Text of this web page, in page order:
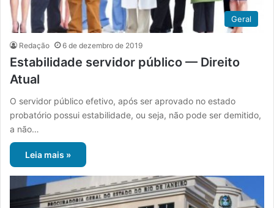
Geral
Redação 6 de dezembro de 2019
Estabilidade servidor público — Direito
Atual
O servidor público efetivo, após ser aprovado no estado
probatório possui estabilidade, ou seja, não pode ser demitido,
a não…
Leia mais »